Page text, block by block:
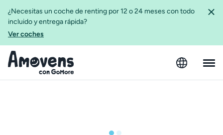
¿Necesitas un coche de renting por 12 o 24 meses con todo
incluido y entrega rápida?
Ver coches